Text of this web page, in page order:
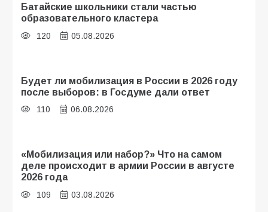
Батайские школьники стали частью
образовательного кластера
120 05.08.2026
Будет ли мобилизация в России в 2026 году
после выборов: в Госдуме дали ответ
110 06.08.2026
«Мобилизация или набор?» Что на самом
деле происходит в армии России в августе
2026 года
109 03.08.2026